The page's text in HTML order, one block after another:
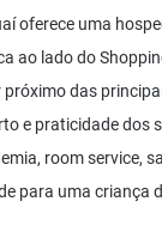
oferece uma
ao lado do
próximo das
e praticidade dos
room service,
para uma criança